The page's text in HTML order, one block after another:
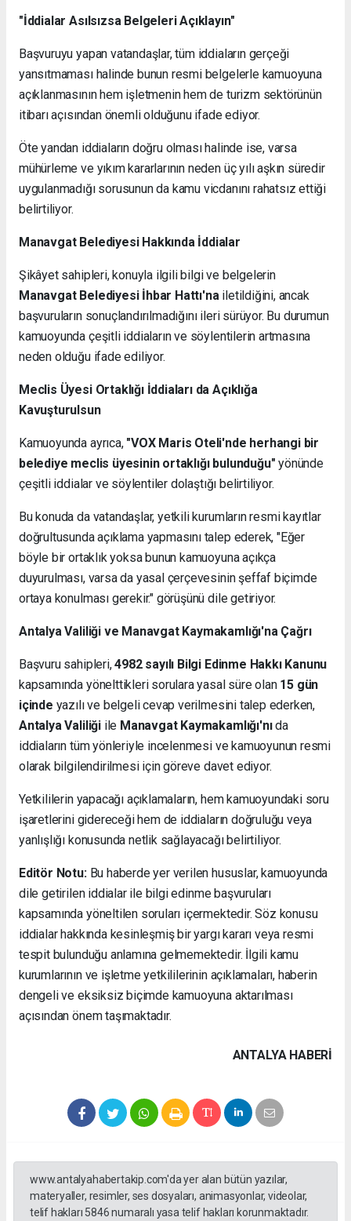
"İddialar Asılsızsa Belgeleri Açıklayın"
Başvuruyu yapan vatandaşlar, tüm iddiaların gerçeği
yansıtmaması halinde bunun resmi belgelerle kamuoyuna
açıklanmasının hem işletmenin hem de turizm sektörünün
itibarı açısından önemli olduğunu ifade ediyor.
Öte yandan iddiaların doğru olması halinde ise, varsa
mühürleme ve yıkım kararlarının neden üç yılı aşkın süredir
uygulanmadığı sorusunun da kamu vicdanını rahatsız ettiği
belirtiliyor.
Manavgat Belediyesi Hakkında İddialar
Şikâyet sahipleri, konuyla ilgili bilgi ve belgelerin
Manavgat Belediyesi İhbar Hattı'na iletildiğini, ancak
başvuruların sonuçlandırılmadığını ileri sürüyor. Bu durumun
kamuoyunda çeşitli iddiaların ve söylentilerin artmasına
neden olduğu ifade ediliyor.
Meclis Üyesi Ortaklığı İddiaları da Açıklığa
Kavuşturulsun
Kamuoyunda ayrıca, "VOX Maris Oteli'nde herhangi bir
belediye meclis üyesinin ortaklığı bulunduğu" yönünde
çeşitli iddialar ve söylentiler dolaştığı belirtiliyor.
Bu konuda da vatandaşlar, yetkili kurumların resmi kayıtlar
doğrultusunda açıklama yapmasını talep ederek, "Eğer
böyle bir ortaklık yoksa bunun kamuoyuna açıkça
duyurulması, varsa da yasal çerçevesinin şeffaf biçimde
ortaya konulması gerekir." görüşünü dile getiriyor.
Antalya Valiliği ve Manavgat Kaymakamlığı'na Çağrı
Başvuru sahipleri,4982 sayılı Bilgi Edinme Hakkı Kanunu
kapsamında yönelttikleri sorulara yasal süre olan 15 gün
içinde yazılı ve belgeli cevap verilmesini talep ederken,
Antalya Valiliğiile Manavgat Kaymakamlığı'nıda
iddiaların tüm yönleriyle incelenmesi ve kamuoyunun resmi
olarak bilgilendirilmesi için göreve davet ediyor.
Yetkililerin yapacağı açıklamaların, hem kamuoyundaki soru
işaretlerini gidereceği hem de iddiaların doğruluğu veya
yanlışlığı konusunda netlik sağlayacağı belirtiliyor.
Editör Notu:Bu haberde yer verilen hususlar, kamuoyunda
dile getirilen iddialar ile bilgi edinme başvuruları
kapsamında yöneltilen soruları içermektedir. Söz konusu
iddialar hakkında kesinleşmiş bir yargı kararı veya resmi
tespit bulunduğu anlamına gelmemektedir. İlgili kamu
kurumlarının ve işletme yetkililerinin açıklamaları, haberin
dengeli ve eksiksiz biçimde kamuoyuna aktarılması
açısından önem taşımaktadır.
ANTALYA HABERİ
www.antalyahabertakip.com'da yer alan bütün yazılar,
materyaller, resimler, ses dosyaları, animasyonlar, videolar,
telif hakları 5846 numaralı yasa telif hakları korunmaktadır.